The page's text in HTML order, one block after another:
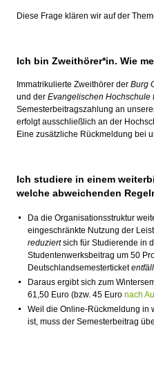
Diese Frage klären wir auf der
Ich bin Zweithörer*in. Wie
Immatrikulierte Zweithörer der Burg
und der Evangelischen Hochschule
Semesterbeitragszahlung an
erfolgt ausschließlich an der
Eine zusätzliche Rückmeldung bei
Ich studiere in einem
welche abweichenden
Da die Organisationsstruktur
eingeschränkte Nutzung der
reduziertsich für Studierende in
Studentenwerksbeitrag um 50
Deutschlandsemesterticket
Daraus ergibt sich zum
61,50 Euro (bzw. 45 Euro nach
Weil die Online-Rückmeldung in
ist, muss der Semesterbeitrag